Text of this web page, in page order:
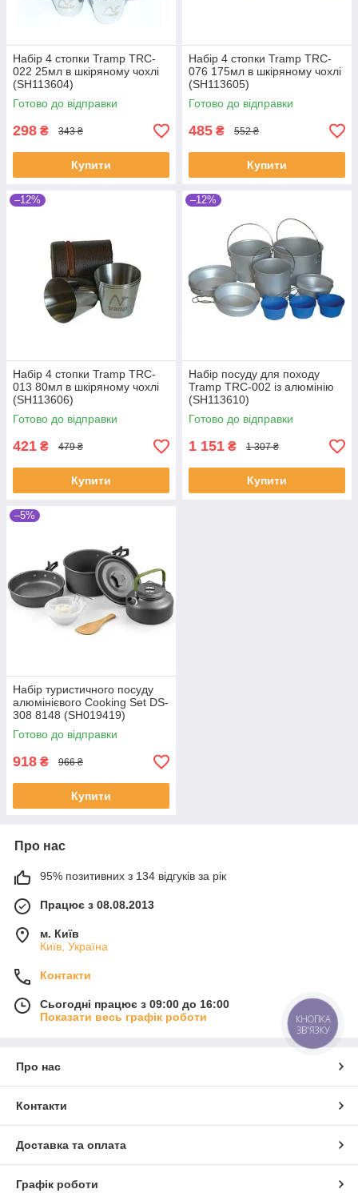
Набір 4 стопки Tramp TRC-
022 25мл в шкіряному чохлі
(SH113604)
Готово до відправки
298 ₴ 343 ₴
Купити
Набір 4 стопки Tramp TRC-
076 175мл в шкіряному чохлі
(SH113605)
Готово до відправки
485 ₴ 552 ₴
Купити
–12%
Набір 4 стопки Tramp TRC-
013 80мл в шкіряному чохлі
(SH113606)
Готово до відправки
421 ₴ 479 ₴
Купити
–12%
Набір посуду для походу
Tramp TRC-002 із алюмінію
(SH113610)
Готово до відправки
1 151 ₴ 1 307 ₴
Купити
–5%
Набір туристичного посуду
алюмінієвого Cooking Set DS-
308 8148 (SH019419)
Готово до відправки
918 ₴ 966 ₴
Купити
Про нас
95% позитивних з 134 відгуків за рік
Працює з 08.08.2013
м. Київ
Київ, Україна
Контакти
Сьогодні працює з 09:00 до 16:00
Показати весь графік роботи
Про нас
Контакти
Доставка та оплата
Графік роботи
КНОПКА
ЗВ'ЯЗКУ